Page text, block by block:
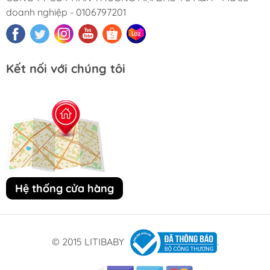
doanh nghiệp - 0106797201
Kết nối với chúng tôi
Hệ thống cửa hàng
© 2015 LITIBABY .